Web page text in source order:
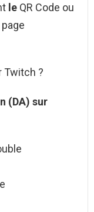
le QR Code ou
Twitch ?
(DA) sur